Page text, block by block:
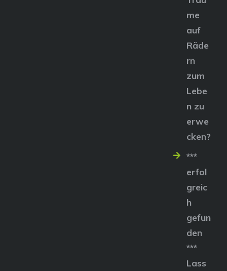
me
auf
Räde
rn
zum
Lebe
n zu
erwe
cken?
***
erfol
greic
h
gefun
den
***
Lass